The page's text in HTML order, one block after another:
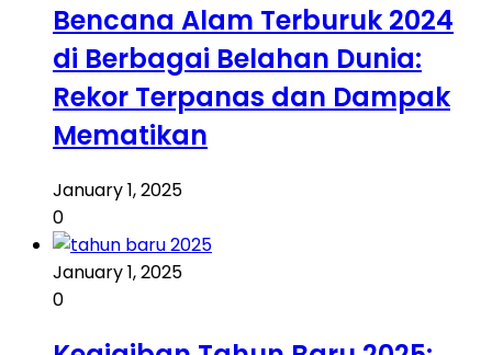
Bencana Alam Terburuk 2024
di Berbagai Belahan Dunia:
Rekor Terpanas dan Dampak
Mematikan
January 1, 2025
0
January 1, 2025
0